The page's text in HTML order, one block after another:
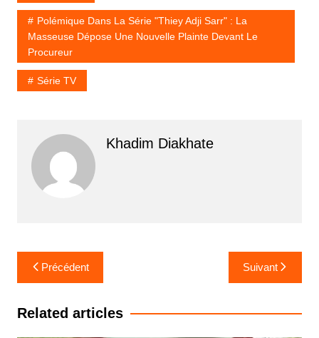
Polémique Dans La Série "Thiey Adji Sarr" : La
Masseuse Dépose Une Nouvelle Plainte Devant Le
Procureur
Série TV
Khadim Diakhate
Navigation
de
l’article
Précédent Suivant
Related articles